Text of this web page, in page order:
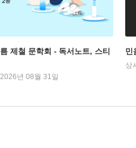
제철 문학회 - 독서노트, 스티
년 08월 31일
민
상